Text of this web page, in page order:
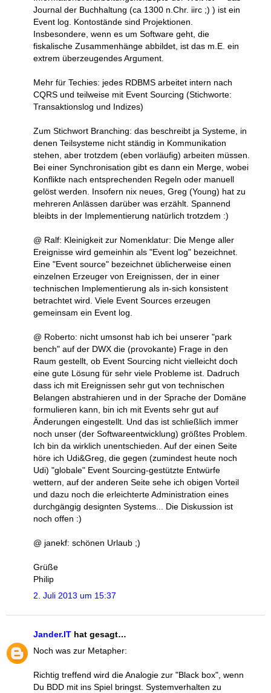
Journal der Buchhaltung (ca 1300 n.Chr. iirc ;) ) ist ein
Event log. Kontostände sind Projektionen.
Insbesondere, wenn es um Software geht, die
fiskalische Zusammenhänge abbildet, ist das m.E. ein
extrem überzeugendes Argument.
Mehr für Techies: jedes RDBMS arbeitet intern nach
CQRS und teilweise mit Event Sourcing (Stichworte:
Transaktionslog und Indizes)
Zum Stichwort Branching: das beschreibt ja Systeme, in
denen Teilsysteme nicht ständig in Kommunikation
stehen, aber trotzdem (eben vorläufig) arbeiten müssen.
Bei einer Synchronisation gibt es dann ein Merge, wobei
Konflikte nach entsprechenden Regeln oder manuell
gelöst werden. Insofern nix neues, Greg (Young) hat zu
mehreren Anlässen darüber was erzählt. Spannend
bleibts in der Implementierung natürlich trotzdem :)
@ Ralf: Kleinigkeit zur Nomenklatur: Die Menge aller
Ereignisse wird gemeinhin als "Event log" bezeichnet.
Eine "Event source" bezeichnet üblicherweise einen
einzelnen Erzeuger von Ereignissen, der in einer
technischen Implementierung als in-sich konsistent
betrachtet wird. Viele Event Sources erzeugen
gemeinsam ein Event log.
@ Roberto: nicht umsonst hab ich bei unserer "park
bench" auf der DWX die (provokante) Frage in den
Raum gestellt, ob Event Sourcing nicht vielleicht doch
eine gute Lösung für sehr viele Probleme ist. Dadruch
dass ich mit Ereignissen sehr gut von technischen
Belangen abstrahieren und in der Sprache der Domäne
formulieren kann, bin ich mit Events sehr gut auf
Änderungen eingestellt. Und das ist schließlich immer
noch unser (der Softwareentwicklung) größtes Problem.
Ich bin da wirklich unentschieden. Auf der einen Seite
höre ich Udi&Greg, die gegen (zumindest heute noch
Udi) "globale" Event Sourcing-gestützte Entwürfe
wettern, auf der anderen Seite sehe ich obigen Vorteil
und dazu noch die erleichterte Administration eines
durchgängig designten Systems... Die Diskussion ist
noch offen :)
@ janekf: schönen Urlaub ;)
Grüße
Philip
2. Juli 2013 um 15:37
Jander.IT hat gesagt…
Noch was zur Metapher:
Richtig treffend wird die Analogie zur "Black box", wenn
Du BDD mit ins Spiel bringst. Systemverhalten zu